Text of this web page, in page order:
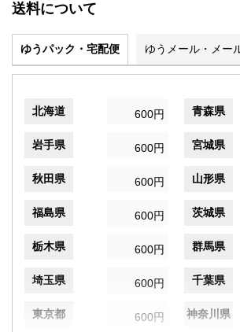
送料について
ゆうパック・宅配便 ゆうメール・メー
北海道 600円 青森県
岩手県 600円 宮城県
秋田県 600円 山形県
福島県 600円 茨城県
栃木県 600円 群馬県
埼玉県 600円 千葉県
東京都 600円 神奈川県